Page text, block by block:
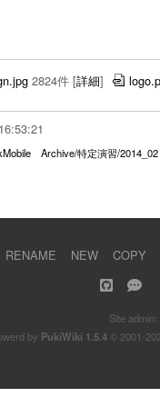
2824件 [詳細]
Archive/特定演習/2014_02
RENAME NEW COPY
Site admin:
by PukiWiki 1.5.4© 2001-